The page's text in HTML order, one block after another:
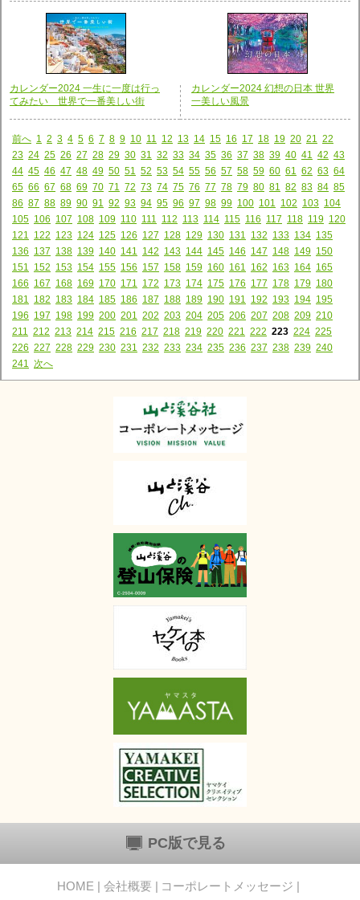
カレンダー2024 一生に一度は行っ
てみたい 世界で一番美しい街
カレンダー2024 幻想の日本 世界
一美しい風景
前へ 1 2 3 4 5 6 7 8 9 10 11 12 13 14 15 16 17 18 19 20 21
22
23 24 25 26 27 28 29 30 31 32 33 34 35 36 37 38 39 40 41 42 43
44 45 46 47 48 49 50 51 52 53 54 55 56 57 58 59 60 61 62 63 64
65 66 67 68 69 70 71 72 73 74 75 76 77 78 79 80 81 82 83 84 85
86 87 88 89 90 91 92 93 94 95 96 97 98 99 100 101 102 103 104
105 106 107 108 109 110 111 112 113 114 115 116 117 118 119 120
121
122 123 124 125 126 127 128 129 130 131 132 133 134 135
136 137 138 139 140 141 142 143 144 145 146 147 148 149 150
151
152 153 154 155 156 157 158 159 160 161 162 163 164 165
166 167 168 169 170 171 172 173 174 175 176 177 178 179 180
181
182 183 184 185 186 187 188 189 190 191 192 193 194 195
196 197 198 199 200 201 202 203 204 205 206 207 208 209 210
211
212 213 214 215 216 217 218 219 220 221 222 223 224 225
226 227 228 229 230 231 232 233 234 235 236 237 238 239 240
241
次へ
PC版で見る
HOME 会社概要
コーポレートメッセージ